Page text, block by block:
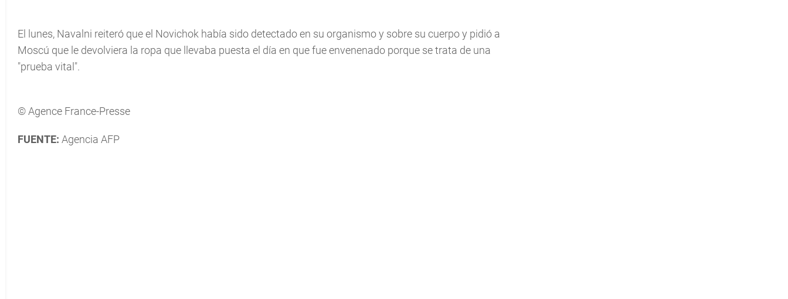
El lunes, Navalni reiteró que el Novichok había sido detectado en su organismo y sobre su cuerpo y pidió a
Moscú que le devolviera la ropa que llevaba puesta el día en que fue envenenado porque se trata de una
"prueba vital".
© Agence France-Presse
FUENTE: Agencia AFP